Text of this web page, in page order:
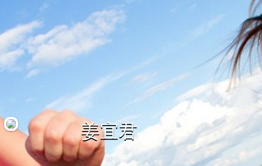
搜尋景點
好康優惠
最新留言
商家合作
姜宜君